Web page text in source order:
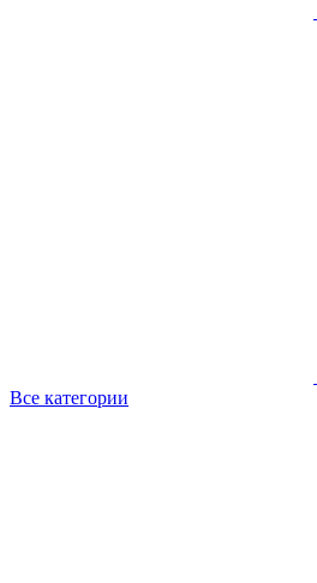
Все категории